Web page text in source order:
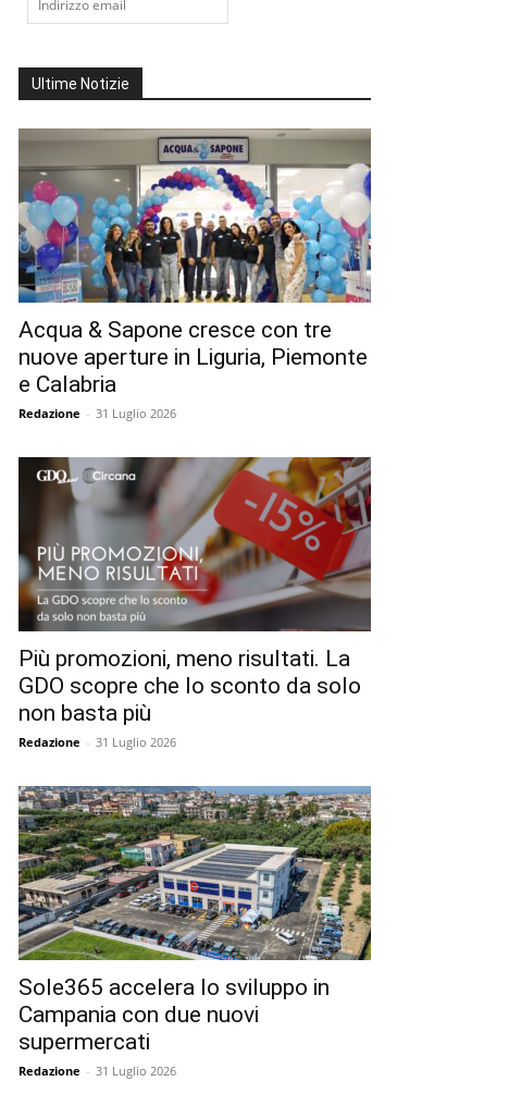
Ultime Notizie
Acqua & Sapone cresce con tre
nuove aperture in Liguria, Piemonte
e Calabria
Redazione - 31 Luglio 2026
Più promozioni, meno risultati. La
GDO scopre che lo sconto da solo
non basta più
Redazione - 31 Luglio 2026
Sole365 accelera lo sviluppo in
Campania con due nuovi
supermercati
Redazione - 31 Luglio 2026